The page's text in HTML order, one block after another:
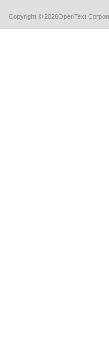
Copyright © 2026OpenText